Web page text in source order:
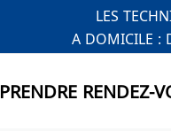
LES
A DOMICILE :
PRENDRE RENDEZ-